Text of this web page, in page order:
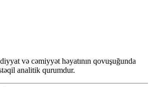
və cəmiyyət həyatının qovuşuğunda
analitik qurumdur.